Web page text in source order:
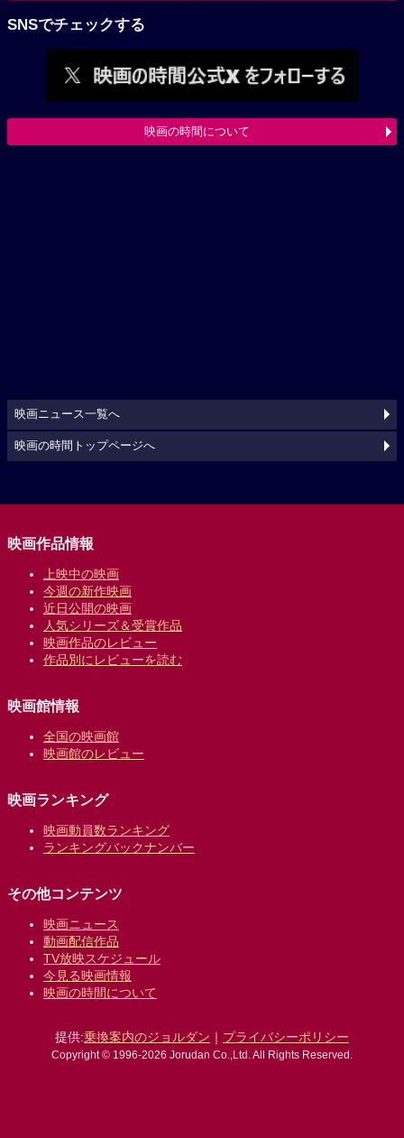
SNSでチェックする
映画の時間について
映画ニュース一覧へ
映画の時間トップページへ
映画作品情報
上映中の映画
今週の新作映画
近日公開の映画
人気シリーズ＆受賞作品
映画作品のレビュー
作品別にレビューを読む
映画館情報
全国の映画館
映画館のレビュー
映画ランキング
映画動員数ランキング
ランキングバックナンバー
その他コンテンツ
映画ニュース
動画配信作品
TV放映スケジュール
今見る映画情報
映画の時間について
提供:乗換案内のジョルダン ｜ プライバシーポリシー
Copyright © 1996-2026 Jorudan Co.,Ltd. All Rights Reserved.